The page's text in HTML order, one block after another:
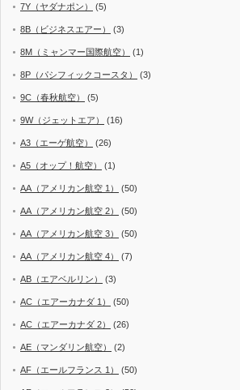
7Y（ヤダナポン） (5)
8B（ビジネスエアー） (3)
8M（ミャンマー国際航空） (1)
8P（パシフィックコースタ） (3)
9C（春秋航空） (5)
9W（ジェットエア） (16)
A3（エーゲ航空） (26)
A5（オップ！航空） (1)
AA（アメリカン航空 1） (50)
AA（アメリカン航空 2） (50)
AA（アメリカン航空 3） (50)
AA（アメリカン航空 4） (7)
AB（エアベルリン） (3)
AC（エアーカナダ 1） (50)
AC（エアーカナダ 2） (26)
AE（マンダリン航空） (2)
AF（エールフランス 1） (50)